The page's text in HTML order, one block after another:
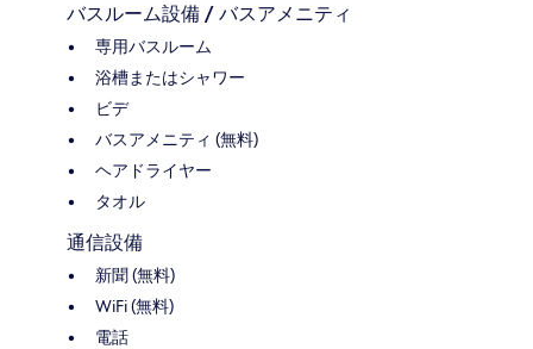
バスルーム設備 / バスアメニティ
専用バスルーム
浴槽またはシャワー
ビデ
バスアメニティ (無料)
ヘアドライヤー
タオル
通信設備
新聞 (無料)
WiFi (無料)
電話